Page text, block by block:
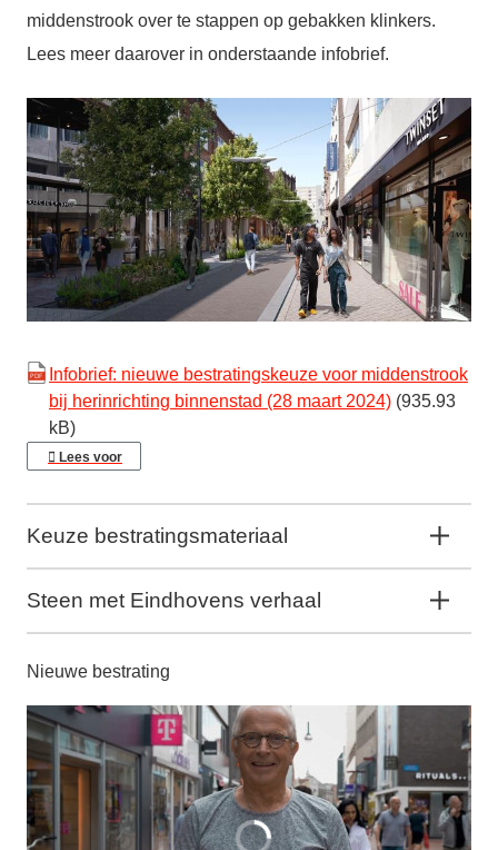
middenstrook over te stappen op gebakken klinkers.
Lees meer daarover in onderstaande infobrief.
Infobrief: nieuwe bestratingskeuze voor middenstrook
bij herinrichting binnenstad (28 maart 2024) (935.93
kB)
Lees voor
Keuze bestratingsmateriaal
Steen met Eindhovens verhaal
Nieuwe bestrating